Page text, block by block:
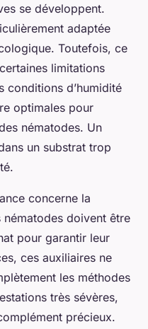
se développent.
adaptée
Toutefois, ce
limitations
conditions d’humidité
optimales pour
nématodes. Un
un substrat trop
concerne la
doivent être
pour garantir leur
ces auxiliaires ne
les méthodes
très sévères,
précieux.